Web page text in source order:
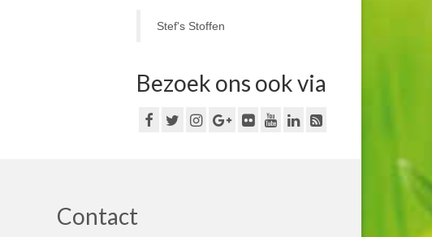
Stef's Stoffen
Bezoek ons ook via
Contact